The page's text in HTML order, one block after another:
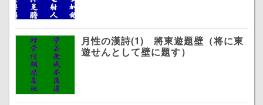
月性の漢詩(1) 將東遊題壁（将に東
遊せんとして壁に題す）